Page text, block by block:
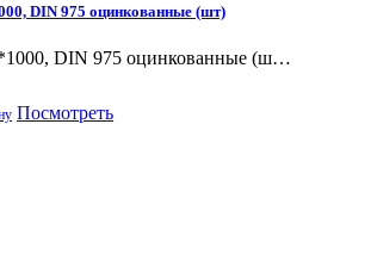
DIN 975 оцинкованные (шт)
DIN 975 оцинкованные (ш…
Посмотреть